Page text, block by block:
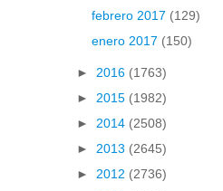
febrero 2017 (129)
enero 2017 (150)
► 2016 (1763)
► 2015 (1982)
► 2014 (2508)
► 2013 (2645)
► 2012 (2736)